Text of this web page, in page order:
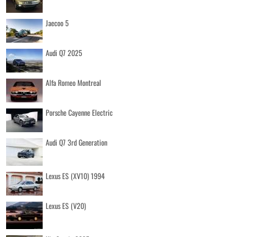
Jaecoo 5
Audi Q7 2025
Alfa Romeo Montreal
Porsche Cayenne Electric
Audi Q7 3rd Generation
Lexus ES (XV10) 1994
Lexus ES (V20)